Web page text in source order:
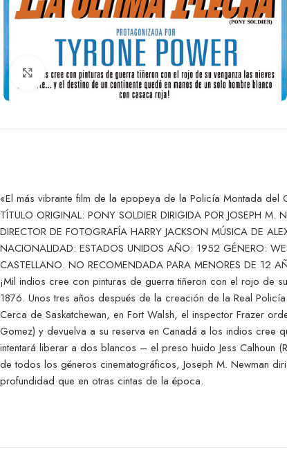
Clic para ampliar
«El más vibrante film de la epopeya de la Policía Montada
TÍTULO ORIGINAL: PONY SOLDIER DIRIGIDA POR JOSEPH
DIRECTOR DE FOTOGRAFÍA HARRY JACKSON MÚSICA DE
NACIONALIDAD: ESTADOS UNIDOS AÑO: 1952 GÉNERO:
CASTELLANO. NO RECOMENDADA PARA MENORES DE 12
¡Mil indios cree con pinturas de guerra tiñeron con el rojo de
1876. Unos tres años después de la creación de la Real
Cerca de Saskatchewan, en Fort Walsh, el inspector Frazer
Gomez) y devuelva a su reserva en Canadá a los indios cree
intentará liberar a dos blancos – el preso huido Jess Calhoun
de todos los géneros cinematográficos, Joseph M. Newman
profundidad que en otras cintas de la época.